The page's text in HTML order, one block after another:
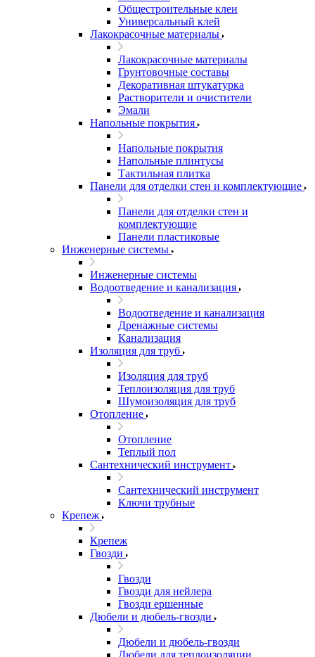
Общестроительные клеи
Универсальный клей
Лакокрасочные материалы
Лакокрасочные материалы
Грунтовочные составы
Декоративная штукатурка
Растворители и очистители
Эмали
Напольные покрытия
Напольные покрытия
Напольные плинтусы
Тактильная плитка
Панели для отделки стен и комплектующие
Панели для отделки стен и
комплектующие
Панели пластиковые
Инженерные системы
Инженерные системы
Водоотведение и канализация
Водоотведение и канализация
Дренажные системы
Канализация
Изоляция для труб
Изоляция для труб
Теплоизоляция для труб
Шумоизоляция для труб
Отопление
Отопление
Теплый пол
Сантехнический инструмент
Сантехнический инструмент
Ключи трубные
Крепеж
Крепеж
Гвозди
Гвозди
Гвозди для нейлера
Гвозди ершенные
Дюбели и дюбель-гвозди
Дюбели и дюбель-гвозди
Дюбели для теплоизоляции